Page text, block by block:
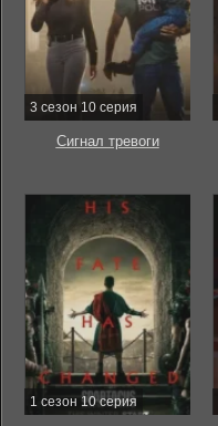
3 сезон 10 серия
Сигнал тревоги
1 сезон 10 серия